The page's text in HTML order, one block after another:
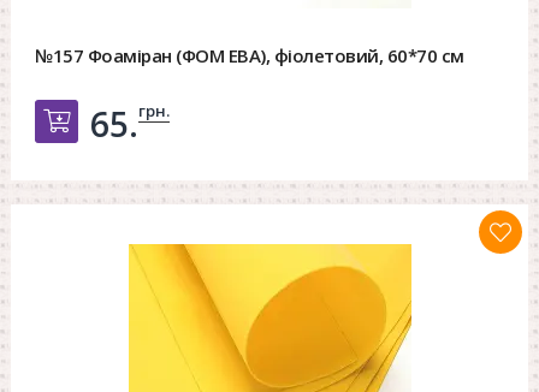
№157 Фоаміран (ФОМ ЕВА), фіолетовий, 60*70 см
Добавить в корзину
65.грн.